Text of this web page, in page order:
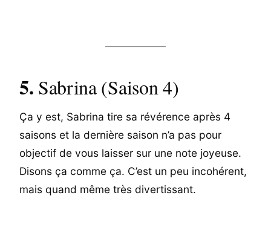
5. Sabrina (Saison 4)
Ça y est, Sabrina tire sa révérence après 4
saisons et la dernière saison n’a pas pour
objectif de vous laisser sur une note joyeuse.
Disons ça comme ça. C’est un peu incohérent,
mais quand même très divertissant.